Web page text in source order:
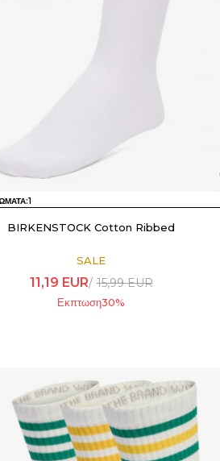
1
BIRKENSTOCK Cotton Ribbed
SALE
11,19 EUR 15,99EUR
Εκπτωση30%